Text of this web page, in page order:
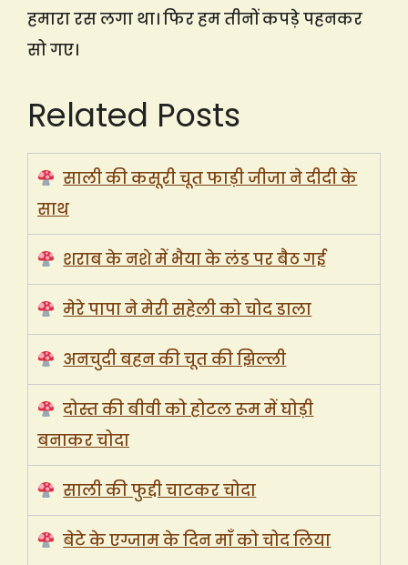
हमारा रस लगा था। फिर हम तीनों कपड़े पहनकर
सो गए।
Related Posts
साली की कसूरी चूत फाड़ी जीजा ने दीदी के
साथ
शराब के नशे में भैया के लंड पर बैठ गई
मेरे पापा ने मेरी सहेली को चोद डाला
अनचुदी बहन की चूत की झिल्ली
दोस्त की बीवी को होटल रूम में घोड़ी
बनाकर चोदा
साली की फुद्दी चाटकर चोदा
बेटे के एग्जाम के दिन माँ को चोद लिया